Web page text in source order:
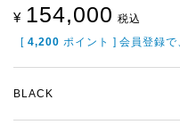
¥ 154,000 税込
[ 4,200 ポイント ] 会員登録
BLACK